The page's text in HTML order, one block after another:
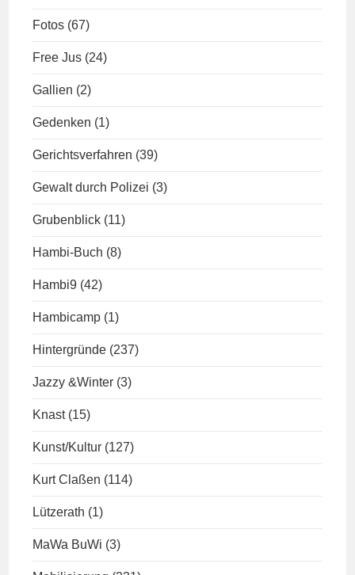
Fotos (67)
Free Jus (24)
Gallien (2)
Gedenken (1)
Gerichtsverfahren (39)
Gewalt durch Polizei (3)
Grubenblick (11)
Hambi-Buch (8)
Hambi9 (42)
Hambicamp (1)
Hintergründe (237)
Jazzy &Winter (3)
Knast (15)
Kunst/Kultur (127)
Kurt Claßen (114)
Lützerath (1)
MaWa BuWi (3)